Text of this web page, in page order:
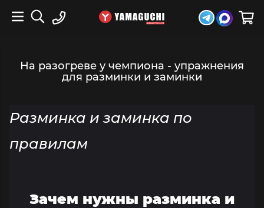
На разогреве у чемпиона - упражнения
для разминки и заминки
Разминка и заминка по
правилам
Зачем нужны разминка и